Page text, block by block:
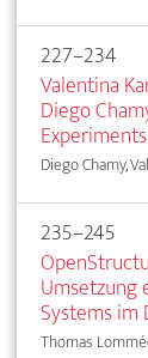
227–234
Valentina
Diego
Diego Chamy,
235–245
Umsetzung
Systems im
Thomas